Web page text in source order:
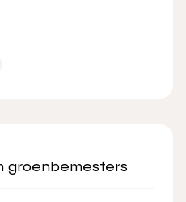
groenbemesters